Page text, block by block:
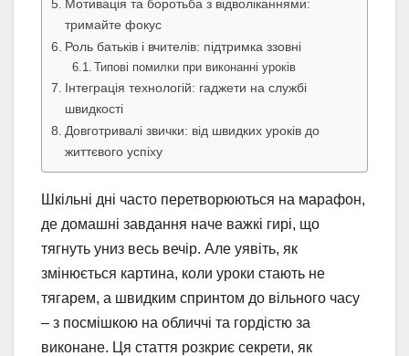
Мотивація та боротьба з відволіканнями:
тримайте фокус
Роль батьків і вчителів: підтримка ззовні
Типові помилки при виконанні уроків
Інтеграція технологій: гаджети на службі
швидкості
Довготривалі звички: від швидких уроків до
життєвого успіху
Шкільні дні часто перетворюються на марафон,
де домашні завдання наче важкі гирі, що
тягнуть униз весь вечір. Але уявіть, як
змінюється картина, коли уроки стають не
тягарем, а швидким спринтом до вільного часу
– з посмішкою на обличчі та гордістю за
виконане. Ця стаття розкриє секрети, як